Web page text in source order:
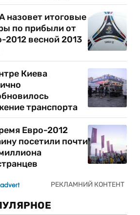
назовет итоговые
по прибыли от
2012 весной 2013
Киева
транспорта
Евро-2012
посетили почти